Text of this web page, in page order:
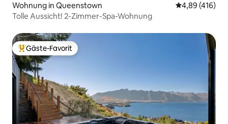
Wohnung in Queenstown
4,89 (416)
Tolle Aussicht! 2-Zimmer-Spa-Wohnung
Beliebter Gäste-Favorit.
Gäste-Favorit